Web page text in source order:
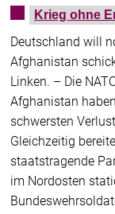
Krieg ohne
Deutschland will
Afghanistan
Linken. – Die
Afghanistan
schwersten
Gleichzeitig
staatstragende
im Nordosten